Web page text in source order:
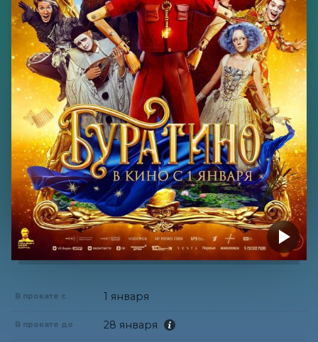
В прокате с 1 января
В прокате до 28 января